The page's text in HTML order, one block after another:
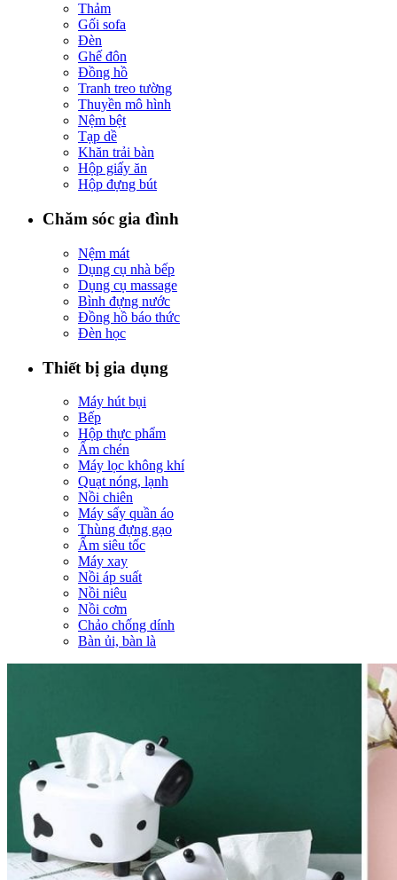
Thảm
Gối sofa
Đèn
Ghế đôn
Đồng hồ
Tranh treo tường
Thuyền mô hình
Nệm bệt
Tạp dề
Khăn trải bàn
Hộp giấy ăn
Hộp đựng bút
Chăm sóc gia đình
Nệm mát
Dụng cụ nhà bếp
Dụng cụ massage
Bình đựng nước
Đồng hồ báo thức
Đèn học
Thiết bị gia dụng
Máy hút bụi
Bếp
Hộp thực phẩm
Ấm chén
Máy lọc không khí
Quạt nóng, lạnh
Nồi chiên
Máy sấy quần áo
Thùng đựng gạo
Ấm siêu tốc
Máy xay
Nồi áp suất
Nồi niêu
Nồi cơm
Chảo chống dính
Bàn ủi, bàn là